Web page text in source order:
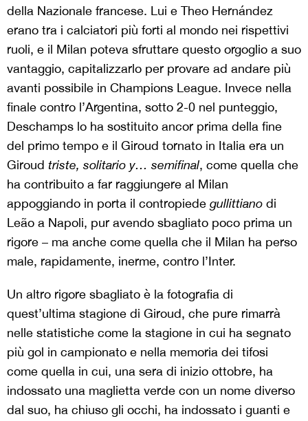
della Nazionale francese. Lui e Theo Hernández
erano tra i calciatori più forti al mondo nei rispettivi
ruoli, e il Milan poteva sfruttare questo orgoglio a suo
vantaggio, capitalizzarlo per provare ad andare più
avanti possibile in Champions League. Invece nella
finale contro l’Argentina, sotto 2-0 nel punteggio,
Deschamps lo ha sostituito ancor prima della fine
del primo tempo e il Giroud tornato in Italia era un
Giroud triste, solitario y… semifinal, come quella che
ha contribuito a far raggiungere al Milan
appoggiando in porta il contropiede gullittiano di
Leão a Napoli, pur avendo sbagliato poco prima un
rigore – ma anche come quella che il Milan ha perso
male, rapidamente, inerme, contro l’Inter.
Un altro rigore sbagliato è la fotografia di
quest’ultima stagione di Giroud, che pure rimarrà
nelle statistiche come la stagione in cui ha segnato
più gol in campionato e nella memoria dei tifosi
come quella in cui, una sera di inizio ottobre, ha
indossato una maglietta verde con un nome diverso
dal suo, ha chiuso gli occhi, ha indossato i guanti e